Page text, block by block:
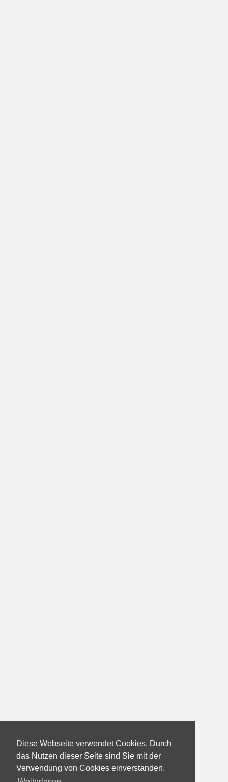
Diese Webseite verwendet Cookies. Durch
das Nutzen dieser Seite sind Sie mit der
Verwendung von Cookies einverstanden.